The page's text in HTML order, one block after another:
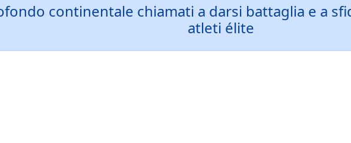
continentale chiamati a darsi battaglia e a
atleti élite